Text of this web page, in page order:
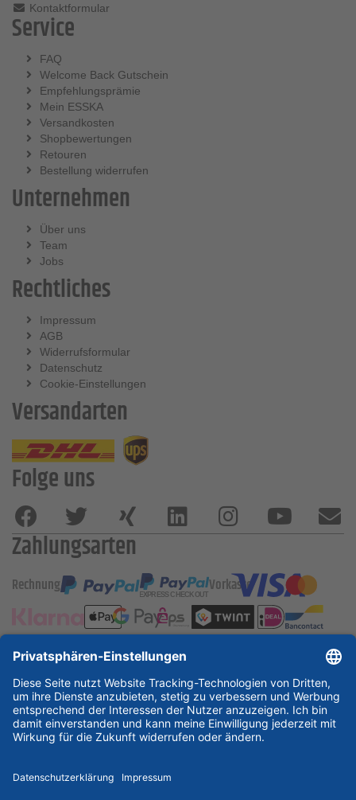
Kontaktformular
Service
FAQ
Welcome Back Gutschein
Empfehlungsprämie
Mein ESSKA
Versandkosten
Shopbewertungen
Retouren
Bestellung widerrufen
Unternehmen
Über uns
Team
Jobs
Rechtliches
Impressum
AGB
Widerrufsformular
Datenschutz
Cookie-Einstellungen
Versandarten
Folge uns
Zahlungsarten
Rechnung Vorkasse
ESSKA International
new
new new
Partner & Zertifikate